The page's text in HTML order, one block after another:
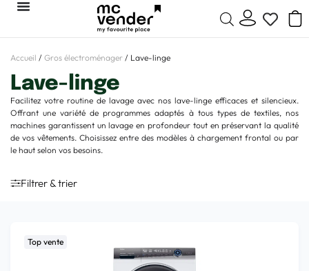
Accueil / Gros électroménager / Lave-linge
Lave-linge
Facilitez votre routine de lavage avec nos lave-linge efficaces et silencieux.
Offrant une variété de programmes adaptés à tous types de textiles, nos
machines garantissent un lavage en profondeur tout en préservant la qualité
de vos vêtements. Choisissez entre des modèles à chargement frontal ou par
le haut selon vos besoins.
Filtrer & trier
Top vente